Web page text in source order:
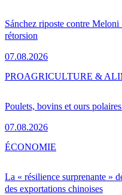
Sánchez riposte contre Meloni
rétorsion
07.08.2026
Poulets, bovins et ours
07.08.2026
PROAGRICULTURE &
La « résilience surprenante »
des exportations chinoises
ÉCONOMIE